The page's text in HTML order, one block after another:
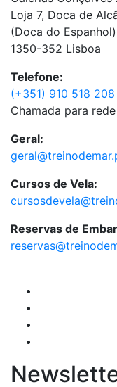
Loja 7, Doca de
(Doca do Espanhol)
1350-352 Lisboa
Telefone:
(+351) 910 518 208
Chamada para
Geral:
Cursos de Vela:
Reservas de